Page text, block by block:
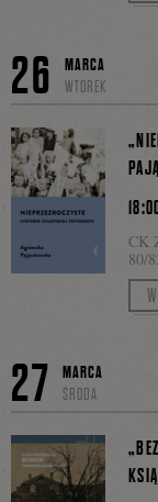
26
MARCA
WTOREK
CK
80/
27
MARCA
ŚRODA